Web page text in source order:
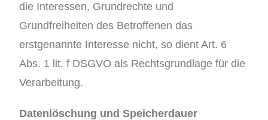
die Interessen, Grundrechte und
Grundfreiheiten des Betroffenen das
erstgenannte Interesse nicht, so dient Art. 6
Abs. 1 lit. f DSGVO als Rechtsgrundlage für die
Verarbeitung.
Datenlöschung und Speicherdauer